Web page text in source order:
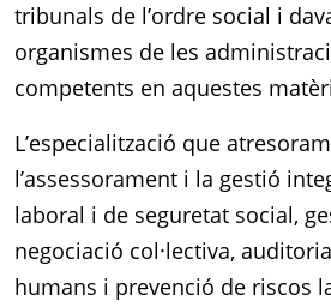
tribunals de l’ordre social i
organismes de les
competents en aquestes
L’especialització que
l’assessorament i la gestió
laboral i de seguretat social,
negociació col·lectiva,
humans i prevenció de riscos